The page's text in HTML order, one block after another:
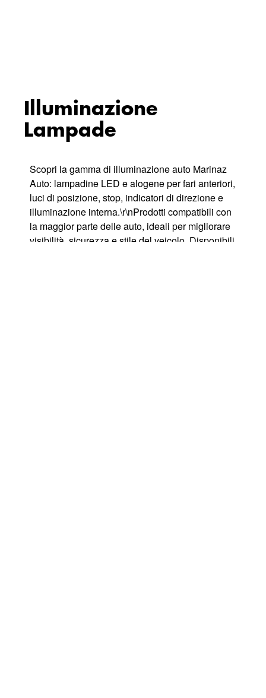
Illuminazione
Lampade
Scopri la gamma di illuminazione auto Marinaz
Auto: lampadine LED e alogene per fari anteriori,
luci di posizione, stop, indicatori di direzione e
illuminazione interna.\r\nProdotti compatibili con
la maggior parte delle auto, ideali per migliorare
visibilità, sicurezza e stile del veicolo. Disponibili